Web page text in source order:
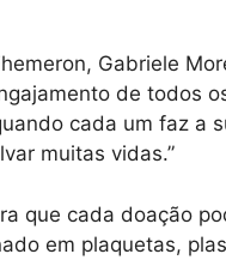
Gabriele
de todos
cada um faz a
muitas vidas.”
que cada doação
em plaquetas,